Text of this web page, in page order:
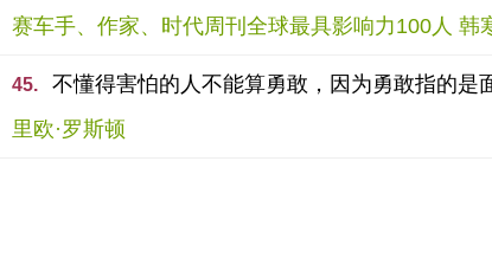
赛车手、作家、时代周刊全球最具影响力100人 韩
45.
不懂得害怕的人不能算勇敢，因为勇敢指的是
里欧·罗斯顿